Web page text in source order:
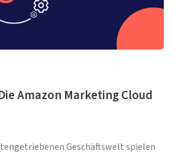
Amazon Marketing Cloud
Geschäftswelt spielen